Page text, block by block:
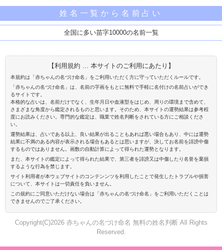
姓名一覧から名前占い
全国に多い苗字10000の名前一覧
【利用規約 … 本サイトのご利用にあたり】
本規約は「赤ちゃんの名づけ命名」をご利用いただく方に守っていただくルールです。
「赤ちゃんの名づけ命名」は、名前の字画をもとに無料で手軽に名付けの名前占いができ
るサイトです。
本格的な占いは、名前だけでなく、生年月日や血液型をはじめ、周りの環境まで含めて、
さまざまな角度から鑑定されるものと思います。そのため、本サイトの運勢結果は参考程
度にお読みください。専門的な鑑定は、職業で姓名判断をされている方にご相談くださ
い。
運勢結果は、占いである以上、良い結果が出ることもあれば悪い場合もあり、中には運勢
結果に不満のある内容が表示される場合もあるとは思いますが、決してお名前を誹謗中傷
するものではありません。画数の自動計算によって得られた運勢となります。
また、本サイトの鑑定によって得られた結果で、第三者を誹謗又は中傷したり名誉を棄損
するような行為を禁じます。
サイト利用者が本ウェブサイトのコンテンンツを利用したことで発生したトラブルや損害
について、本サイトは一切責任を負いません。
この規約にご同意いただけない場合は「赤ちゃんの名づけ命名」をご利用いただくことは
できませんのでご了承ください。
Copyright(C)2026 赤ちゃんの名づけ命名 無料の姓名判断 All Rights
Reserved.